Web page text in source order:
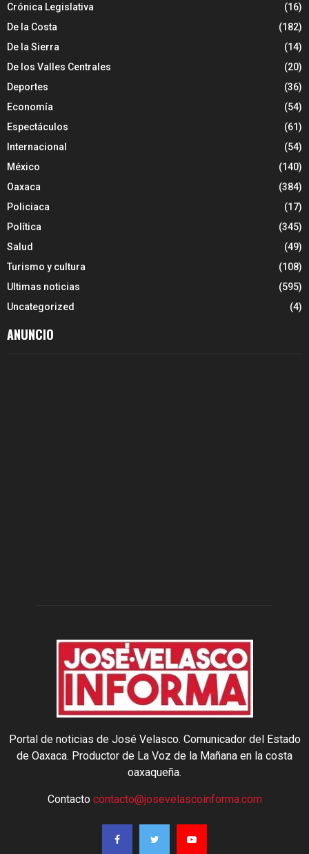
Crónica Legislativa
(16)
De la Costa
(182)
De la Sierra
(14)
De los Valles Centrales
(20)
Deportes
(36)
Economía
(54)
Espectáculos
(61)
Internacional
(54)
México
(140)
Oaxaca
(384)
Policiaca
(17)
Política
(345)
Salud
(49)
Turismo y cultura
(108)
Ultimas noticias
(595)
Uncategorized
(4)
ANUNCIO
Portal de noticias de José Velasco. Comunicador del Estado
de Oaxaca. Productor de La Voz de la Mañana en la costa
oaxaqueña.
Contacto contacto@josevelascoinforma.com